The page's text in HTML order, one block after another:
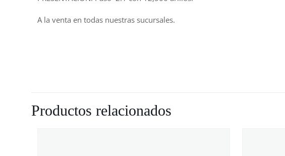
A la venta en todas nuestras sucursales.
Productos relacionados